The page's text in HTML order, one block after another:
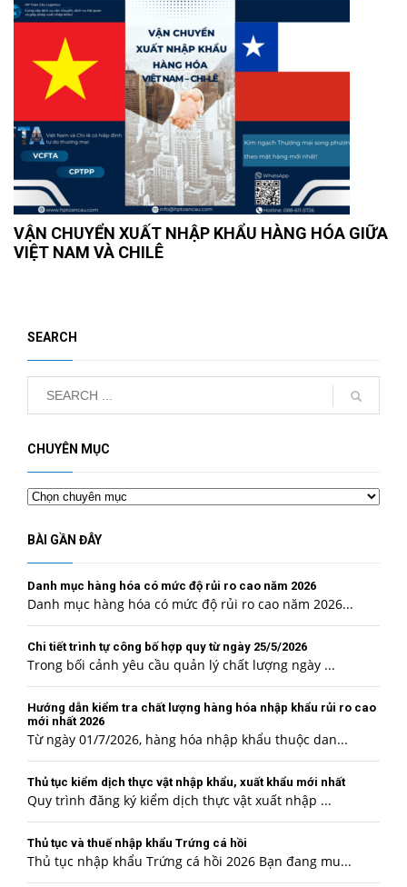
VẬN CHUYỂN XUẤT NHẬP KHẨU HÀNG HÓA GIỮA
VIỆT NAM VÀ CHILÊ
SEARCH
CHUYÊN MỤC
Chuyên
mục
BÀI GẦN ĐÂY
Danh mục hàng hóa có mức độ rủi ro cao năm 2026
Danh mục hàng hóa có mức độ rủi ro cao năm 2026...
Chi tiết trình tự công bố hợp quy từ ngày 25/5/2026
Trong bối cảnh yêu cầu quản lý chất lượng ngày ...
Hướng dẫn kiểm tra chất lượng hàng hóa nhập khẩu rủi ro cao
mới nhất 2026
Từ ngày 01/7/2026, hàng hóa nhập khẩu thuộc dan...
Thủ tục kiểm dịch thực vật nhập khẩu, xuất khẩu mới nhất
Quy trình đăng ký kiểm dịch thực vật xuất nhập ...
Thủ tục và thuế nhập khẩu Trứng cá hồi
Thủ tục nhập khẩu Trứng cá hồi 2026 Bạn đang mu...